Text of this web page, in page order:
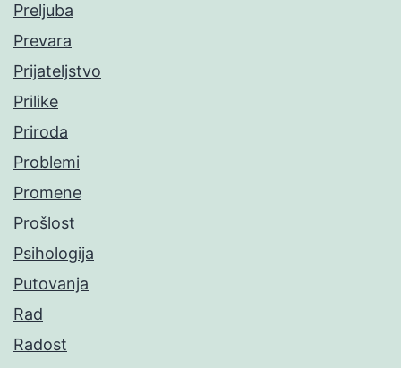
Preljuba
Prevara
Prijateljstvo
Prilike
Priroda
Problemi
Promene
Prošlost
Psihologija
Putovanja
Rad
Radost